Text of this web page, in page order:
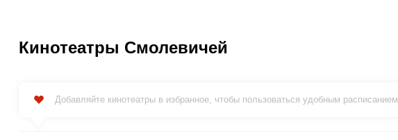
Кинотеатры Смолевичей
Добавляйте кинотеатры в избранное, чтобы пользоваться удобным расписанием